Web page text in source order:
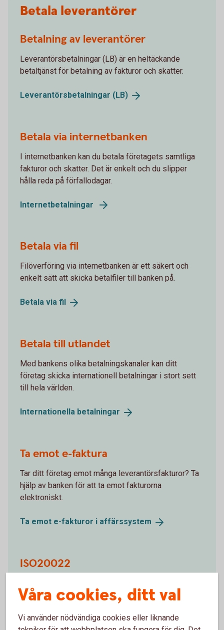
Betala leverantörer
Betalning av leverantörer
Leverantörsbetalningar (LB) är en heltäckande
betaltjänst för betalning av fakturor och skatter.
Leverantörsbetalningar (LB)
Betala via internetbanken
I internetbanken kan du betala företagets samtliga
fakturor och skatter. Det är enkelt och du slipper
hålla reda på förfallodagar.
Internetbetalningar
Betala via fil
Filöverföring via internetbanken är ett säkert och
enkelt sätt att skicka betalfiler till banken på.
Betala via fil
Betala till utlandet
Med bankens olika betalningskanaler kan ditt
företag skicka internationell betalningar i stort sett
till hela världen.
Internationella betalningar
Ta emot e-faktura
Tar ditt företag emot många leverantörsfakturor? Ta
hjälp av banken för att ta emot fakturorna
elektroniskt.
Ta emot e-fakturor i affärssystem
ISO20022
och leverera information till våra kunder för flera
Våra cookies, ditt val
Vi använder nödvändiga cookies eller liknande